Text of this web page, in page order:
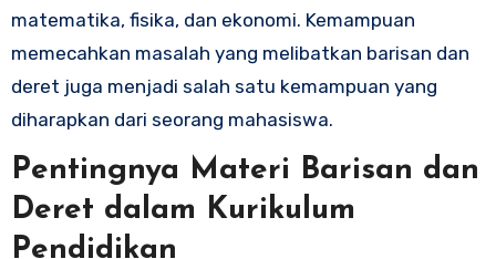
matematika, fisika, dan ekonomi. Kemampuan
memecahkan masalah yang melibatkan barisan dan
deret juga menjadi salah satu kemampuan yang
diharapkan dari seorang mahasiswa.
Pentingnya Materi Barisan dan
Deret dalam Kurikulum
Pendidikan